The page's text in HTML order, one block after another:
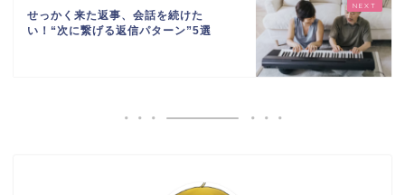
せっかく来た返事、会話を続けた
い！“次に繋げる返信パターン”5選